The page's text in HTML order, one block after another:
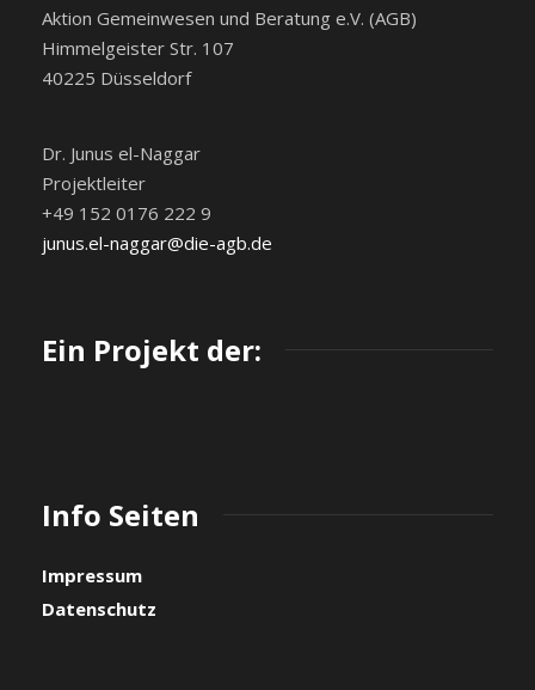
Aktion Gemeinwesen und Beratung e.V. (AGB)
Himmelgeister Str. 107
40225 Düsseldorf
Dr. Junus el-Naggar
Projektleiter
+49 152 0176 222 9
junus.el-naggar@die-agb.de
Ein Projekt der:
Info Seiten
Impressum
Datenschutz